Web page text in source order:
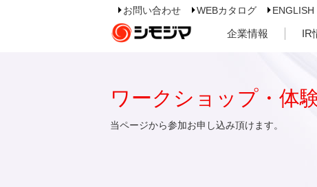
お問い合わせ WEBカタログ ENGLISH
企業情報 IR
ワークショップ・体
当ページから参加お申し込み頂けます。